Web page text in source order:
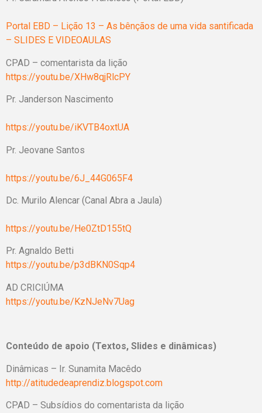
Portal EBD – Lição 13 – As bênçãos de uma vida santificada
– SLIDES E VIDEOAULAS
CPAD – comentarista da lição
https://youtu.be/XHw8qjRlcPY
Pr. Janderson Nascimento
https://youtu.be/iKVTB4oxtUA
Pr. Jeovane Santos
https://youtu.be/6J_44G065F4
Dc. Murilo Alencar (Canal Abra a Jaula)
https://youtu.be/He0ZtD155tQ
Pr. Agnaldo Betti
https://youtu.be/p3dBKN0Sqp4
AD CRICIÚMA
https://youtu.be/KzNJeNv7Uag
Conteúdo de apoio (Textos, Slides e dinâmicas)
Dinâmicas – Ir. Sunamita Macêdo
http://atitudedeaprendiz.blogspot.com
CPAD – Subsídios do comentarista da lição